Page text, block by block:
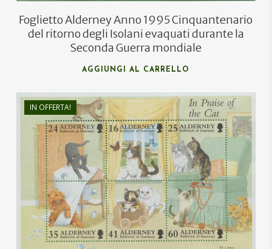
Foglietto Alderney Anno 1995 Cinquantenario
del ritorno degli Isolani evaquati durante la
Seconda Guerra mondiale
AGGIUNGI AL CARRELLO
IN OFFERTA!
€10,00
€6,00